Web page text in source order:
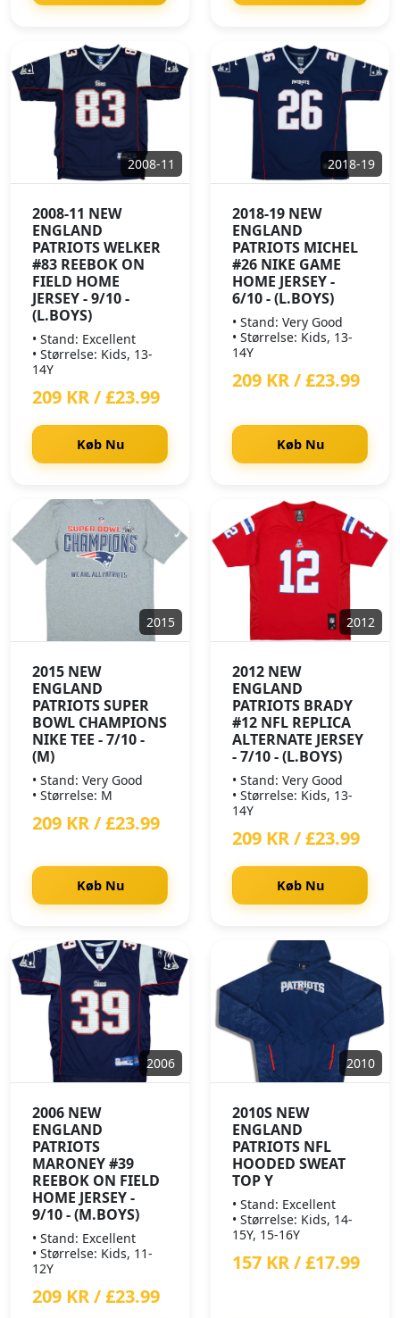
2008-11
2008-11 NEW
ENGLAND
PATRIOTS WELKER
#83 REEBOK ON
FIELD HOME
JERSEY - 9/10 -
(L.BOYS)
• Stand: Excellent
• Størrelse: Kids, 13-
14Y
209 KR / £23.99
Køb Nu
2018-19
2018-19 NEW
ENGLAND
PATRIOTS MICHEL
#26 NIKE GAME
HOME JERSEY -
6/10 - (L.BOYS)
• Stand: Very Good
• Størrelse: Kids, 13-
14Y
209 KR / £23.99
Køb Nu
2015
2015 NEW
ENGLAND
PATRIOTS SUPER
BOWL CHAMPIONS
NIKE TEE - 7/10 -
(M)
• Stand: Very Good
• Størrelse: M
209 KR / £23.99
Køb Nu
2012
2012 NEW
ENGLAND
PATRIOTS BRADY
#12 NFL REPLICA
ALTERNATE JERSEY
- 7/10 - (L.BOYS)
• Stand: Very Good
• Størrelse: Kids, 13-
14Y
209 KR / £23.99
Køb Nu
2006
2006 NEW
ENGLAND
PATRIOTS
MARONEY #39
REEBOK ON FIELD
HOME JERSEY -
9/10 - (M.BOYS)
• Stand: Excellent
• Størrelse: Kids, 11-
12Y
209 KR / £23.99
2010
2010S NEW
ENGLAND
PATRIOTS NFL
HOODED SWEAT
TOP Y
• Stand: Excellent
• Størrelse: Kids, 14-
15Y, 15-16Y
157 KR / £17.99